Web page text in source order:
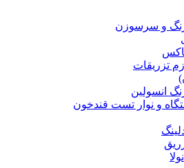
و سرسوزن
تزریقات
انسولین
و نوار تست قندخون